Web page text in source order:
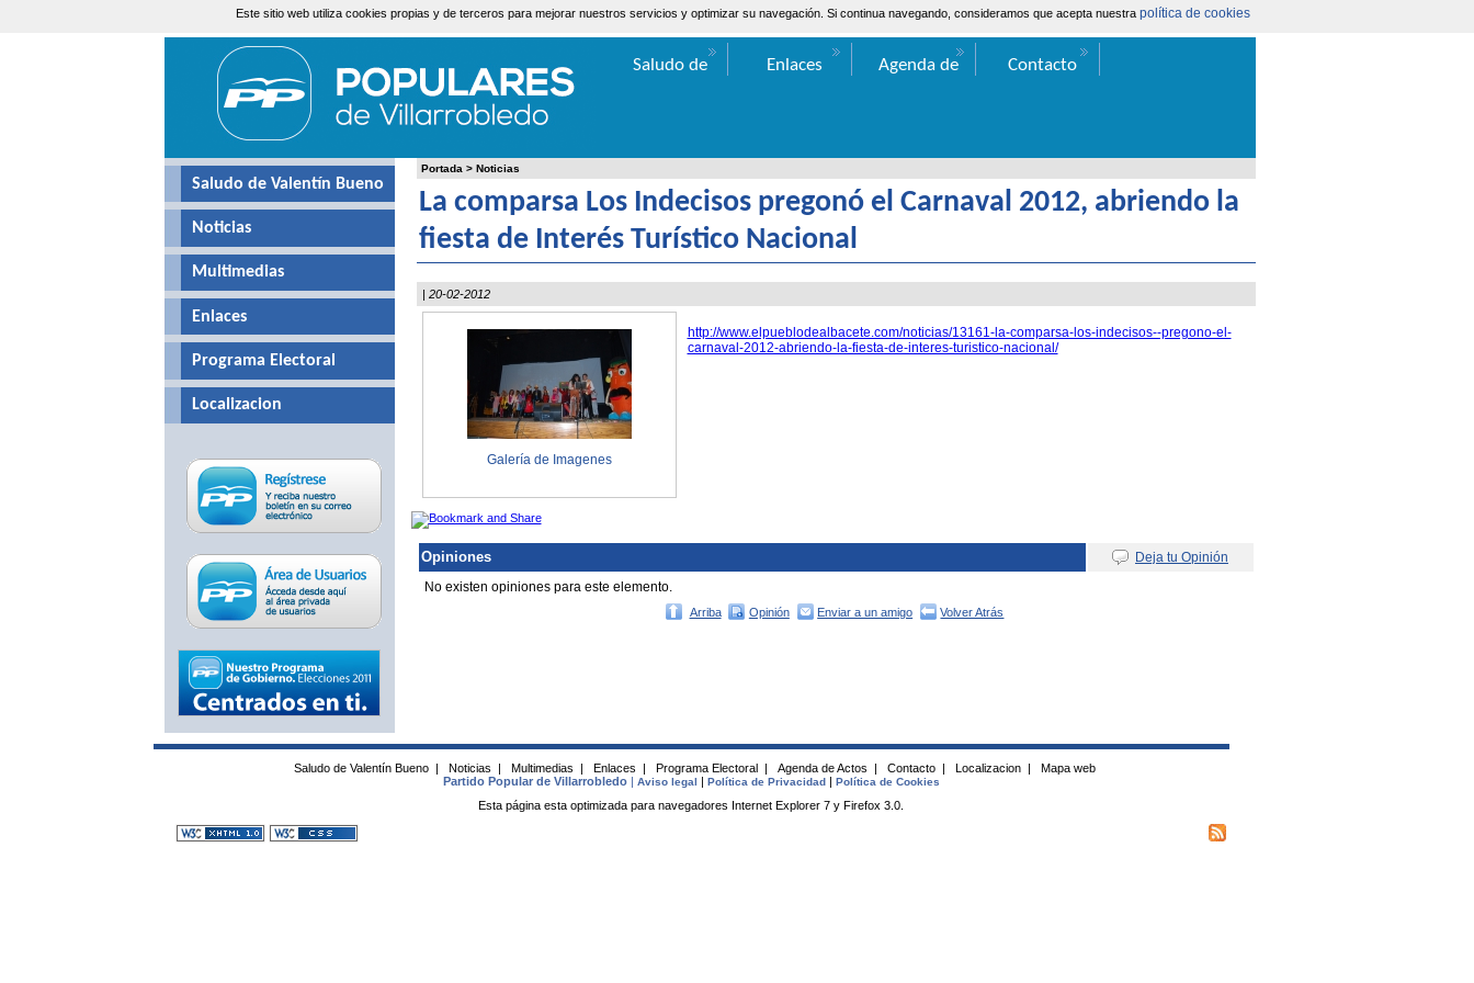
Este sitio web utiliza cookies propias y de terceros para mejorar nuestros servicios y optimizar su navegación. Si continua navegando, consideramos que acepta nuestra política de cookies
Portada > Noticias
La comparsa Los Indecisos pregonó el Carnaval 2012, abriendo la
fiesta de Interés Turístico Nacional
| 20-02-2012
Galería de Imagenes
http://www.elpueblodealbacete.com/noticias/13161-la-comparsa-los-indecisos--pregono-el-
carnaval-2012-abriendo-la-fiesta-de-interes-turistico-nacional/
Opiniones
Deja tu Opinión
No existen opiniones para este elemento.
Arriba Opinión Enviar a un amigo Volver Atrás
Saludo de Valentín Bueno
Noticias
Multimedias
Enlaces
Programa Electoral
Localizacion
Sábado, 8 de Agosto de 2026 |Contacta
Área Extranet
Saludo de
Enlaces
Agenda de
Contacto
Saludo de Valentín Bueno | Noticias | Multimedias | Enlaces | Programa Electoral | Agenda de Actos | Contacto | Localizacion |
Mapa web
Partido Popular de Villarrobledo| Aviso legal | Política de Privacidad| Política de Cookies
Esta página esta optimizada para navegadores Internet Explorer 7 y Firefox 3.0.